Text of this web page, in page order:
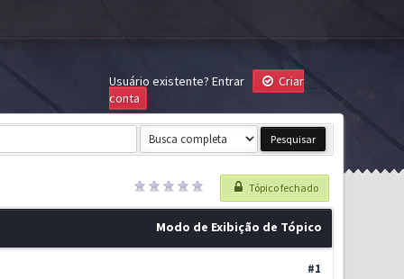
Usuário existente? Entrar
Criar
conta
Tópico fechado
Modo de Exibição de Tópico
#1